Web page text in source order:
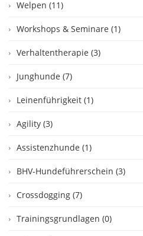
Welpen (11)
Workshops & Seminare (1)
Verhaltentherapie (3)
Junghunde (7)
Leinenführigkeit (1)
Agility (3)
Assistenzhunde (1)
BHV-Hundeführerschein (3)
Crossdogging (7)
Trainingsgrundlagen (0)